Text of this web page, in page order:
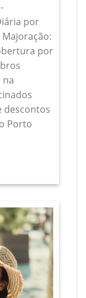
por
por
na
descontos
Porto